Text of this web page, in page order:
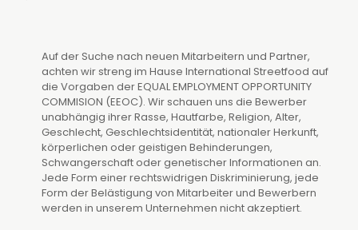
Auf der Suche nach neuen Mitarbeitern und Partner,
achten wir streng im Hause International Streetfood auf
die Vorgaben der EQUAL EMPLOYMENT OPPORTUNITY
COMMISION (EEOC). Wir schauen uns die Bewerber
unabhängig ihrer Rasse, Hautfarbe, Religion, Alter,
Geschlecht, Geschlechtsidentität, nationaler Herkunft,
körperlichen oder geistigen Behinderungen,
Schwangerschaft oder genetischer Informationen an.
Jede Form einer rechtswidrigen Diskriminierung, jede
Form der Belästigung von Mitarbeiter und Bewerbern
werden in unserem Unternehmen nicht akzeptiert.